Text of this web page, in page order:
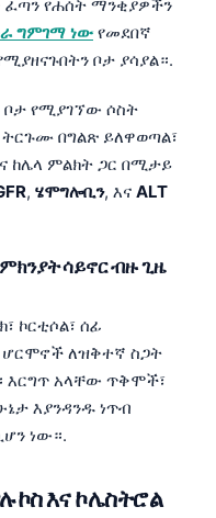
ፈጣን የሐሰት ማንቂያዎችን
ግምገማ ነውየመደበኛ
ቦታ ያሳያል።.
የሚያገኘው ሶስት
በግልጽ ይለዋወጣል፣
ከሌላ ምልክት ጋር በሚታይ
, ሄሞግሎቢን, እና ALT
ሳይኖር ብዙ ጊዜ
ኮርቲሶል፣ ሰፊ
ሆርሞኖች ለዝቅተኛ ስጋት
አላቸው ጥቅሞች፣
እያንዳንዱ ነጥብ
ነው።.
እና ኮሌስትሮል